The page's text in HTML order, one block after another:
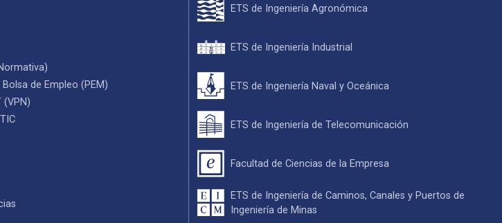
de Empleo (PEM)
(VPN)
ETS de Ingeniería Agronómica
ETS de Ingeniería Industrial
ETS de Ingeniería Naval y Oceánica
ETS de Ingeniería de Telecomunicación
Facultad de Ciencias de la Empresa
ETS de Ingeniería de Caminos, Canales y Puertos de
Ingeniería de Minas